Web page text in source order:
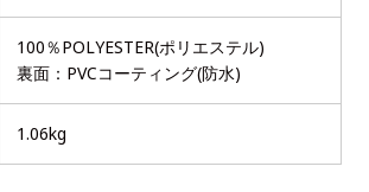
100％POLYESTER(ポリエステル)
裏面：PVCコーティング(防水)
1.06kg